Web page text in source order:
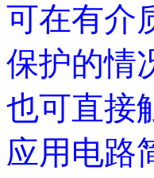
可在有介
保护的情
也可直接
应用电路